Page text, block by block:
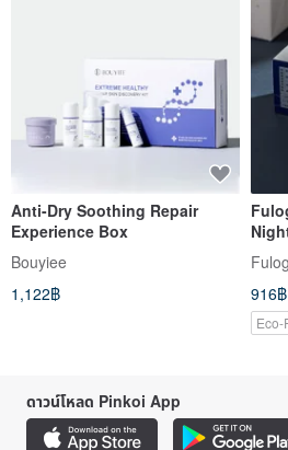
Anti-Dry Soothing Repair
Experience Box
Bouyiee
1,122฿
916฿
Eco-
ดาวน์โหลด Pinkoi App